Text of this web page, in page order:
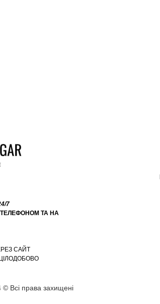
Всі права захищені
7
ТЕЛЕФОНОМ ТА НА
САЙТ